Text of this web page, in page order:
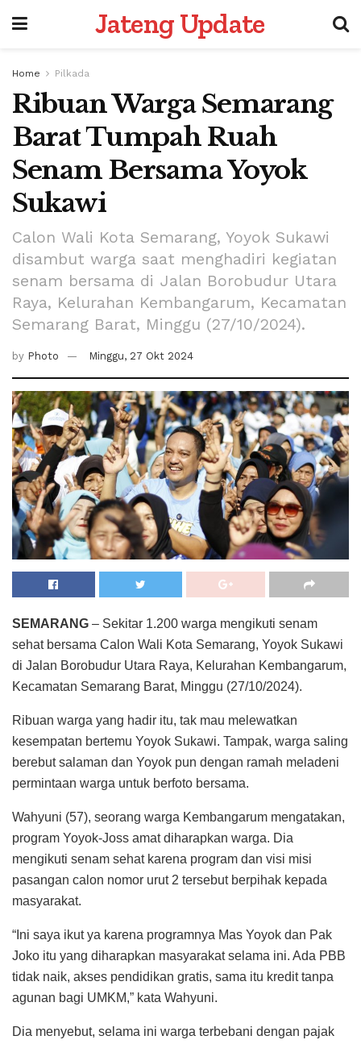
Jateng Update
Home Pilkada
Ribuan Warga Semarang
Barat Tumpah Ruah
Senam Bersama Yoyok
Sukawi
Calon Wali Kota Semarang, Yoyok Sukawi
disambut warga saat menghadiri kegiatan
senam bersama di Jalan Borobudur Utara
Raya, Kelurahan Kembangarum, Kecamatan
Semarang Barat, Minggu (27/10/2024).
by Photo Minggu, 27 Okt 2024
SEMARANG – Sekitar 1.200 warga mengikuti senam
sehat bersama Calon Wali Kota Semarang, Yoyok Sukawi
di Jalan Borobudur Utara Raya, Kelurahan Kembangarum,
Kecamatan Semarang Barat, Minggu (27/10/2024).
Ribuan warga yang hadir itu, tak mau melewatkan
kesempatan bertemu Yoyok Sukawi. Tampak, warga saling
berebut salaman dan Yoyok pun dengan ramah meladeni
permintaan warga untuk berfoto bersama.
Wahyuni (57), seorang warga Kembangarum mengatakan,
program Yoyok-Joss amat diharapkan warga. Dia
mengikuti senam sehat karena program dan visi misi
pasangan calon nomor urut 2 tersebut berpihak kepada
masyarakat.
“Ini saya ikut ya karena programnya Mas Yoyok dan Pak
Joko itu yang diharapkan masyarakat selama ini. Ada PBB
tidak naik, akses pendidikan gratis, sama itu kredit tanpa
agunan bagi UMKM,” kata Wahyuni.
Dia menyebut, selama ini warga terbebani dengan pajak